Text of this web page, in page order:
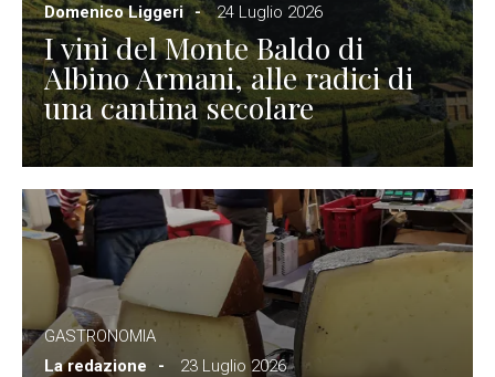
Domenico Liggeri
24 Luglio 2026
I vini del Monte Baldo di
Albino Armani, alle radici di
una cantina secolare
GASTRONOMIA
La redazione
23 Luglio 2026